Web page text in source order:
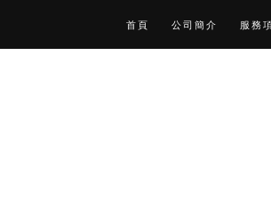
首頁 公司簡介 服務